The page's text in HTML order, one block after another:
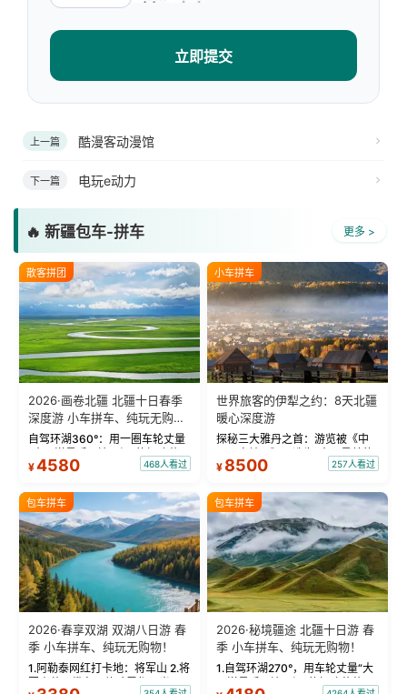
立即提交
上一篇 酷漫客动漫馆
下一篇 电玩e动力
🔥 新疆包车-拼车 更多 >
散客拼团
2026·画卷北疆 北疆十日春季
深度游 小车拼车、纯玩无购
物！
自驾环湖360°：用一圈车轮丈量
“大西洋最后一滴眼泪”的极致蔚
蓝。 赛湖旅拍：甄选多款风格服
绝美瞬间。 赛湖坦克300跟车视
频：专业摄影师...
¥4580 468人看过
小车拼车
世界旅客的伊犁之约：8天北疆
暖心深度游
探秘三大雅丹之首：游览被《中
国国家地理》评选为“中国最美的
三大雅丹”第一名的克拉玛依魔鬼
瓦人最大村落——禾木村，欣赏
晨雾与小木...
¥ 8500 257人看过
包车拼车
2026·春享双湖 双湖八日游 春
季 小车拼车、纯玩无购物！
1.阿勒泰网红打卡地：将军山 2.将
军山落日缆车，体验雪都风光 3.
包车拼车
2026·秘境疆途 北疆十日游 春
季 小车拼车、纯玩无购物！
1.自驾环湖270°，用车轮丈量“大
西洋最后一滴眼泪”的极致蔚蓝，